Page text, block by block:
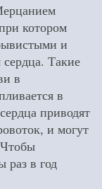
котором
и
Такие
в
в
приводят
и могут
раз в год